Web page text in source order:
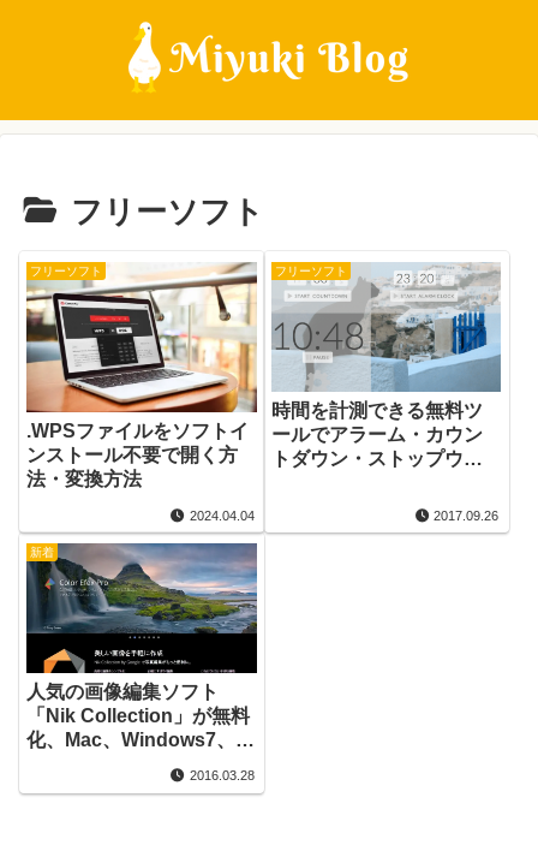
フリーソフト
フリーソフト
.WPSファイルをソフトイ
ンストール不要で開く方
法・変換方法
2024.04.04
フリーソフト
時間を計測できる無料ツ
ールでアラーム・カウン
トダウン・ストップウォ
2017.09.26
新着
人気の画像編集ソフト
「Nik Collection」が無料
化、Mac、Windows7、
Windows8対応インストー
2016.03.28